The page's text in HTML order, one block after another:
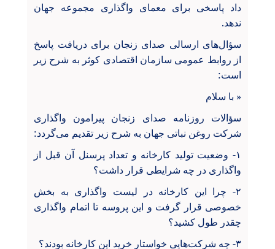
داد پاسخی برای معمای واگذاری مجموعه جهان
ندهد.
سؤال‌های ارسالی صدای زنجان برای دریافت پاسخ
از روابط عمومی سازمان اقتصادی کوثر به شرح زیر
است:
« با سلام
سؤالات روزنامه صدای زنجان پیرامون واگذاری
شرکت روغن نباتی جهان به شرح زیر تقدیم می‌گردد:
۱- وضعیت تولید کارخانه و تعداد پرسنل آن قبل از
واگذاری در چه شرایطی قرار داشت؟
۲- چرا این کارخانه در لیست واگذاری به بخش
خصوصی قرار گرفت و این پروسه تا اتمام واگذاری
چقدر طول کشید؟
۳- چه شرکت‌هایی خواستار خرید این کارخانه بودند؟